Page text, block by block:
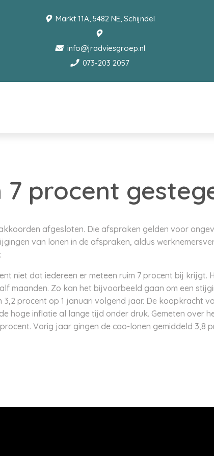
Markt 11A, 5482 NE, Schijndel
info@jradviesgroep.nl
073-203 2057
7 procent
afgesloten. Die afspraken gelden voor
van lonen in de afspraken, aldus
niet dat iedereen er meteen ruim 7 procent bij krijgt.
maanden. Zo kan het bijvoorbeeld gaan om een
procent op 1 januari volgend jaar. De koopkracht
hoge inflatie al lange tijd onder druk. Gemeten over
procent. Vorig jaar gingen de cao-lonen gemiddeld 3,8